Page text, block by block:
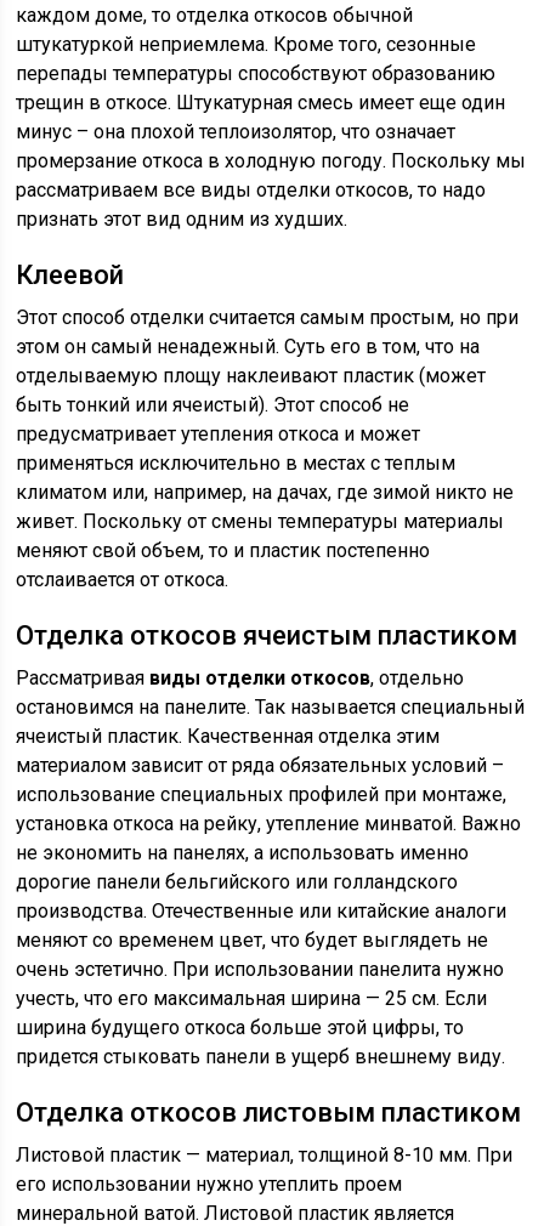
каждом доме, то отделка откосов обычной
штукатуркой неприемлема. Кроме того, сезонные
перепады температуры способствуют образованию
трещин в откосе. Штукатурная смесь имеет еще один
минус – она плохой теплоизолятор, что означает
промерзание откоса в холодную погоду. Поскольку мы
рассматриваем все виды отделки откосов, то надо
признать этот вид одним из худших.
Клеевой
Этот способ отделки считается самым простым, но при
этом он самый ненадежный. Суть его в том, что на
отделываемую площу наклеивают пластик (может
быть тонкий или ячеистый). Этот способ не
предусматривает утепления откоса и может
применяться исключительно в местах с теплым
климатом или, например, на дачах, где зимой никто не
живет. Поскольку от смены температуры материалы
меняют свой объем, то и пластик постепенно
отслаивается от откоса.
Отделка откосов ячеистым пластиком
Рассматривая виды отделки откосов, отдельно
остановимся на панелите. Так называется специальный
ячеистый пластик. Качественная отделка этим
материалом зависит от ряда обязательных условий –
использование специальных профилей при монтаже,
установка откоса на рейку, утепление минватой. Важно
не экономить на панелях, а использовать именно
дорогие панели бельгийского или голландского
производства. Отечественные или китайские аналоги
меняют со временем цвет, что будет выглядеть не
очень эстетично. При использовании панелита нужно
учесть, что его максимальная ширина — 25 см. Если
ширина будущего откоса больше этой цифры, то
придется стыковать панели в ущерб внешнему виду.
Отделка откосов листовым пластиком
Листовой пластик — материал, толщиной 8-10 мм. При
его использовании нужно утеплить проем
минеральной ватой. Листовой пластик является